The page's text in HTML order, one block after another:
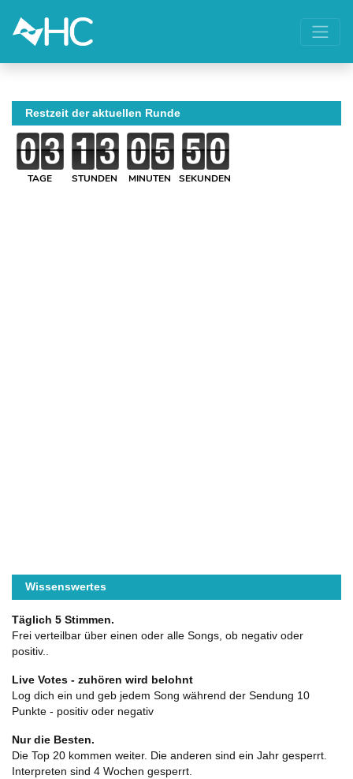
Restzeit der aktuellen Runde
TAGE STUNDEN MINUTEN SEKUNDEN
Wissenswertes
Täglich 5 Stimmen.
Frei verteilbar über einen oder alle Songs, ob negativ oder
positiv..
Live Votes - zuhören wird belohnt
Log dich ein und geb jedem Song während der Sendung 10
Punkte - positiv oder negativ
Nur die Besten.
Die Top 20 kommen weiter. Die anderen sind ein Jahr gesperrt.
Interpreten sind 4 Wochen gesperrt.